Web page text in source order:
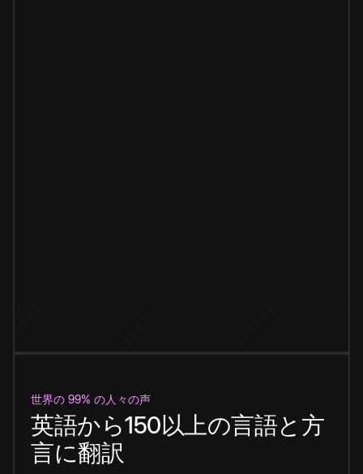
世界の 99% の人々の声
英語から150以上の言語と方
言に翻訳